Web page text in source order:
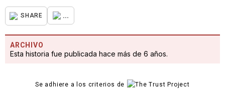
SHARE ...
ARCHIVO
Esta historia fue publicada hace más de 6 años.
Se adhiere a los criterios de